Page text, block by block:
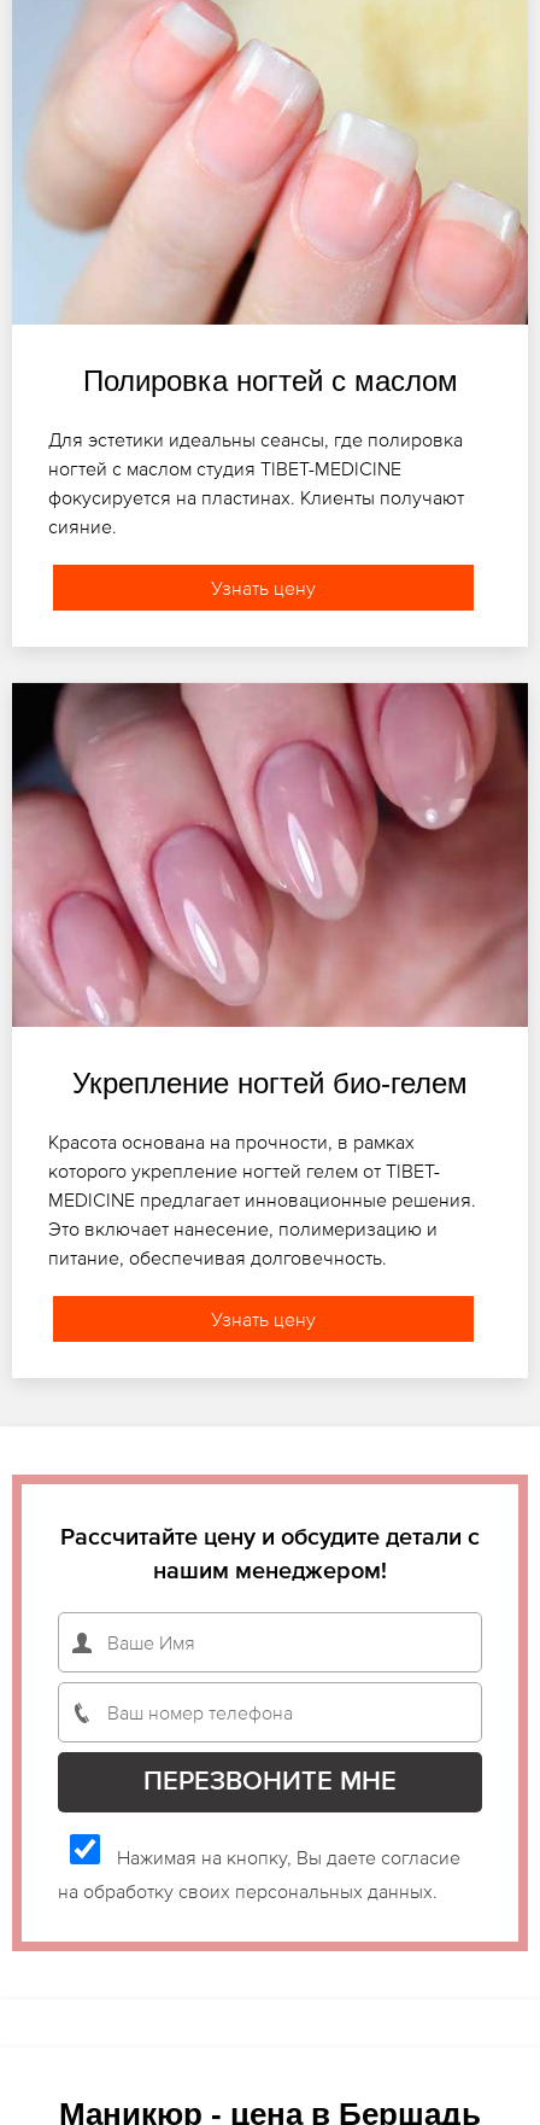
Полировка ногтей с маслом
Для эстетики идеальны сеансы, где полировка
ногтей с маслом студия TIBET-MEDICINE
фокусируется на пластинах. Клиенты получают
сияние.
Узнать цену
Укрепление ногтей био-гелем
Красота основана на прочности, в рамках
которого укрепление ногтей гелем от TIBET-
MEDICINE предлагает инновационные решения.
Это включает нанесение, полимеризацию и
питание, обеспечивая долговечность.
Узнать цену
Рассчитайте цену и обсудите детали с
нашим менеджером!
Нажимая на кнопку, Вы даете согласие
на обработку своих персональных данных.
Маникюр - цена в Бершадь